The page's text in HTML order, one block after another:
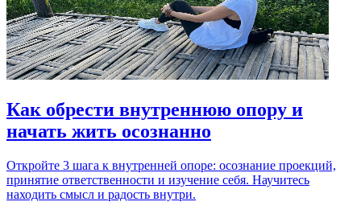
Как обрести внутреннюю опору и
начать жить осознанно
Откройте 3 шага к внутренней опоре: осознание проекций,
принятие ответственности и изучение себя. Научитесь
находить смысл и радость внутри.